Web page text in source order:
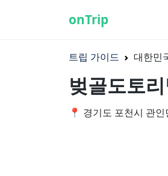
onTrip
트립 가이드 대한민
벚골도토
📍 경기도 포천시 관